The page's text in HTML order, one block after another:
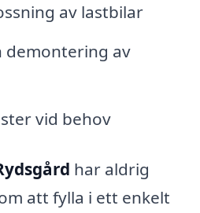
av lastbilar
demontering av
vid behov
har aldrig
att fylla i ett enkelt